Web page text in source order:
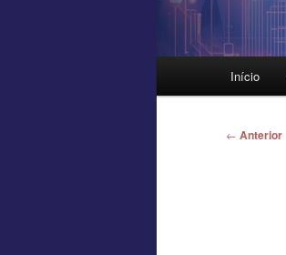
Início
Navegação
← Anterior